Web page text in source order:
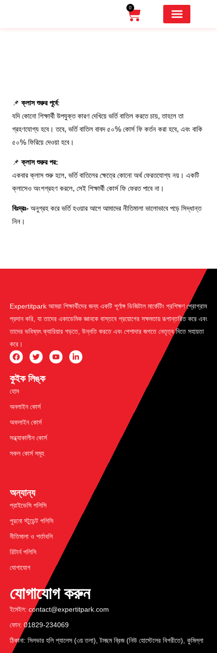
0
📌ক্লাস শুরুর পূর্বে:
যদি কোনো শিক্ষার্থী উপযুক্ত কারণ দেখিয়ে ভর্তি বাতিল করতে চায়, তাহলে তা
গ্রহণযোগ্য হবে। তবে, ভর্তি বাতিল বাবদ ৫০% কোর্স ফি কর্তন করা হবে, এবং বাকি
৫০% ফিরিয়ে দেওয়া হবে।
📌ক্লাস শুরুর পর:
একবার ক্লাস শুরু হলে, ভর্তি বাতিলের ক্ষেত্রে কোনো অর্থ ফেরতযোগ্য নয়। একটি
ক্লাসেও অংশগ্রহণ করলে, সেই শিক্ষার্থী কোর্স ফি ফেরত পাবে না।
বিঃদ্রঃ- অনুগ্রহ করে ভর্তি হওয়ার আগে আমাদের নীতিমালা ভালোভাবে পড়ে সিদ্ধান্ত
নিন।
Expertitpark আমরা শিক্ষার্থীদের জন্য একটি পূর্ণাঙ্গ ডিজিটাল মার্কেটিং প্রশিক্ষণ প্রোগ্রাম
প্রদান করি, যা তাদের একাডেমিক জ্ঞানকে বাস্তবে প্রয়োগের সক্ষমতায় রূপান্তরিত করে এবং
তাদের ভবিষ্যৎ ক্যারিয়ার গড়তে, উন্নতি করতে এবং পেশাদার জগতে নেতৃত্ব দিতে সহায়তা
করে।
কুইক লিঙ্ক
হোম
অনলাইন কোর্স
অফলাইন কোর্স
সন্ধ্যাকালীন কোর্স
সকল কোর্স সমূহ
অন্যান্য
প্রাইভেসি পলিসি
পুরনো স্টুডেন্ট পলিসি
নীতিমালা ও শর্তাবলি
রিটার্ন পলিসি
যোগাযোগ
যোগাযোগ করুন
ইমেইল: contact@expertitpark.com
ফোন: 01829-234069
ঠিকানা: সিলভার হলি প্যালেস (৩য় তলা), টমছম ব্রিজ (নিউ হোস্টেলের বিপরীতে), কুমিল্লা